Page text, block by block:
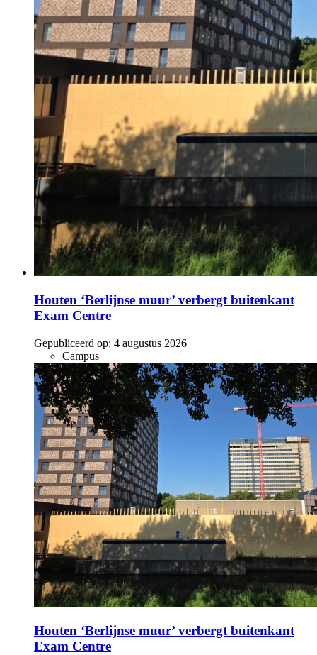
Houten ‘Berlijnse muur’ verbergt buitenkant
Exam Centre
Gepubliceerd op: 4 augustus 2026
Campus
Houten ‘Berlijnse muur’ verbergt buitenkant
Exam Centre